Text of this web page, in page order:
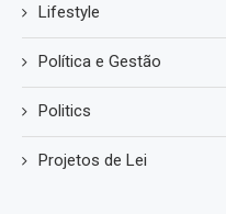
Lifestyle
Política e Gestão
Politics
Projetos de Lei